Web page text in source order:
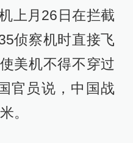
上月26日在拦截
侦察机时直接飞
美机不得不穿过
官员说，中国战
。